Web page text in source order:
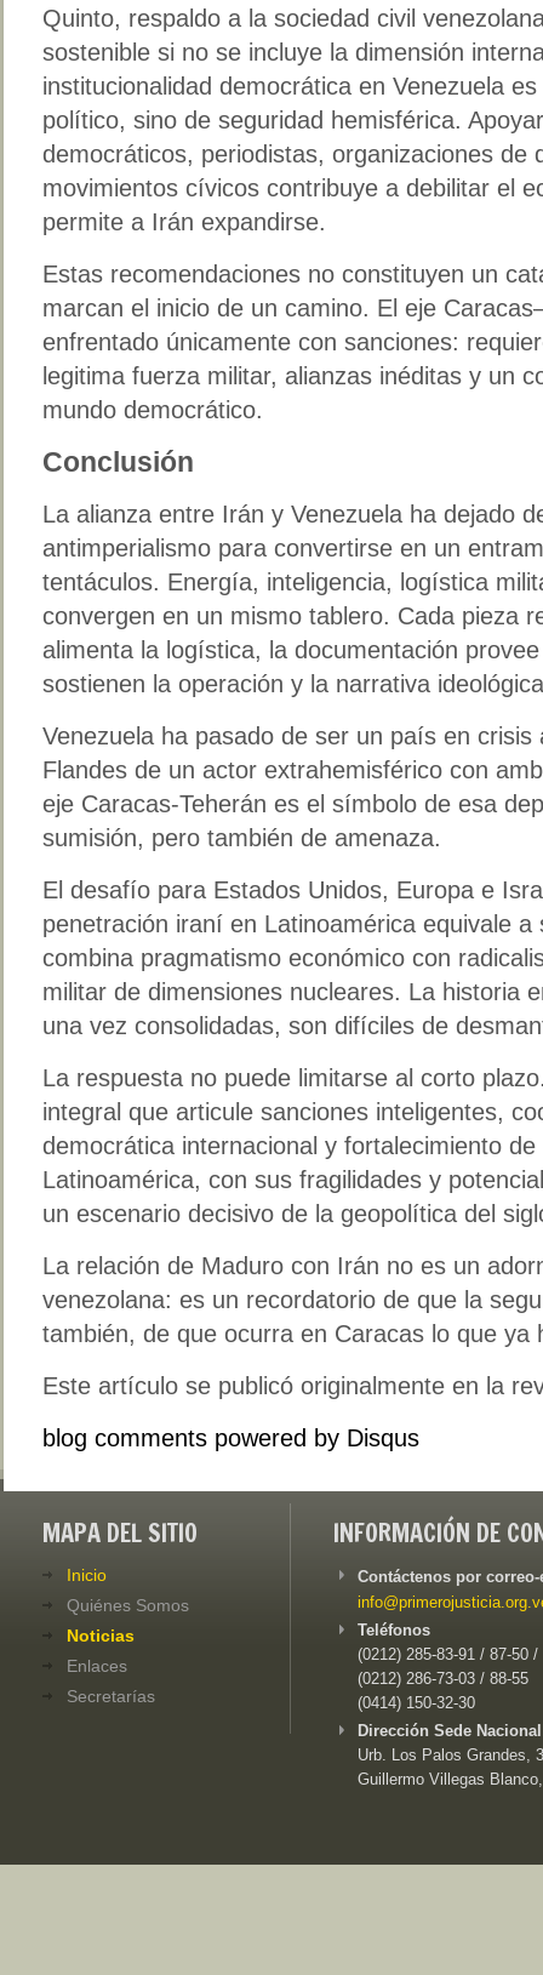
Quinto, respaldo a la sociedad civil
sostenible si no se incluye la dimensión
institucionalidad democrática en Venezuela
político, sino de seguridad hemisférica.
democráticos, periodistas, organizaciones de
movimientos cívicos contribuye a debilitar el
permite a Irán expandirse.
Estas recomendaciones no constituyen un
marcan el inicio de un camino. El eje
enfrentado únicamente con sanciones:
legitima fuerza militar, alianzas inéditas y un
mundo democrático.
Conclusión
La alianza entre Irán y Venezuela ha dejado
antimperialismo para convertirse en un
tentáculos. Energía, inteligencia, logística
convergen en un mismo tablero. Cada pieza
alimenta la logística, la documentación
sostienen la operación y la narrativa
Venezuela ha pasado de ser un país en
Flandes de un actor extrahemisférico con
eje Caracas-Teherán es el símbolo de esa
sumisión, pero también de amenaza.
El desafío para Estados Unidos, Europa e
penetración iraní en Latinoamérica equivale
combina pragmatismo económico con
militar de dimensiones nucleares. La historia
una vez consolidadas, son difíciles de
La respuesta no puede limitarse al corto
integral que articule sanciones inteligentes,
democrática internacional y fortalecimiento
Latinoamérica, con sus fragilidades y
un escenario decisivo de la geopolítica del
La relación de Maduro con Irán no es un
venezolana: es un recordatorio de que la
también, de que ocurra en Caracas lo que ya
Este artículo se publicó originalmente en la
blog comments powered by Disqus
MAPA DEL SITIO
Inicio
Quiénes Somos
Noticias
Enlaces
Secretarías
INFORMACIÓN DE
Contáctenos por
Teléfonos
(0212) 285-83-91 / 87-50 /
(0212) 286-73-03 / 88-55
(0414) 150-32-30
Dirección Sede
Urb. Los Palos Grandes,
Guillermo Villegas